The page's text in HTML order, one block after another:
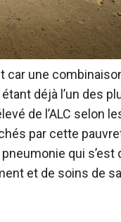
car une
déjà l’un des
de l’ALC selon
par cette
qui s’est
et de soins de